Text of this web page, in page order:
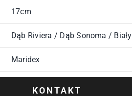
17cm
Dąb Riviera / Dąb Sonoma / Biały
Maridex
KONTAKT